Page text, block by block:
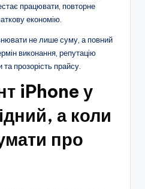
працювати, повторне
економію.
не лише суму, а повний
виконання, репутацію
прозорість прайсу.
iPhone у
а коли
про